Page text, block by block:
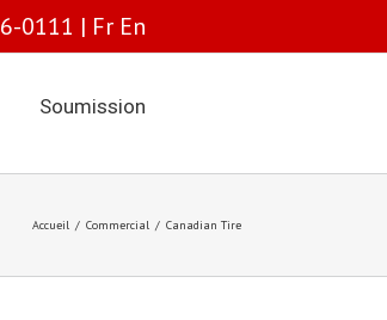
0111 | Fr En
Soumission
Accueil / Commercial / Canadian Tire